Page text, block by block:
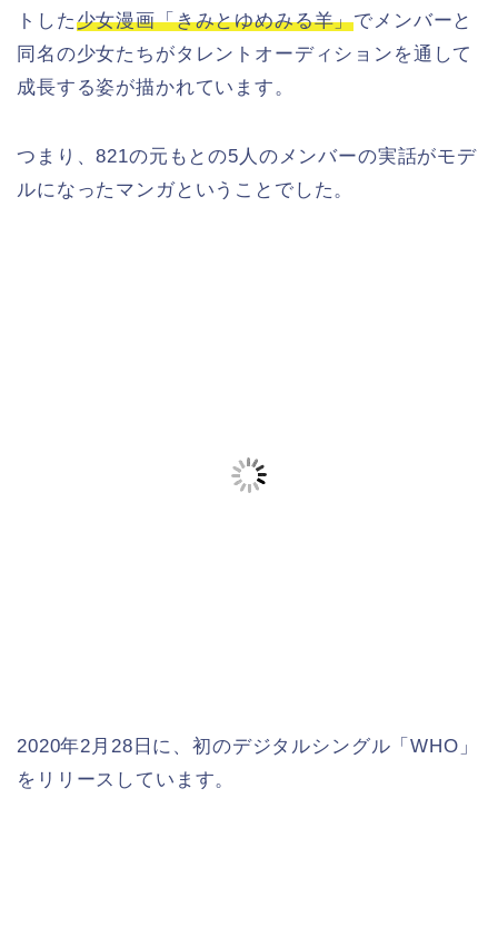
トした少女漫画「きみとゆめみる羊」でメンバーと
同名の少女たちがタレントオーディションを通して
成長する姿が描かれています。
つまり、821の元もとの5人のメンバーの実話がモデ
ルになったマンガということでした。
2020年2月28日に、初のデジタルシングル「WHO」
をリリースしています。